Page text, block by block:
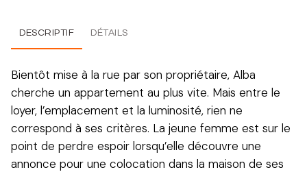
DESCRIPTIF DÉTAILS
Bientôt mise à la rue par son propriétaire, Alba
cherche un appartement au plus vite. Mais entre le
loyer, l’emplacement et la luminosité, rien ne
correspond à ses critères. La jeune femme est sur le
point de perdre espoir lorsqu’elle découvre une
annonce pour une colocation dans la maison de ses